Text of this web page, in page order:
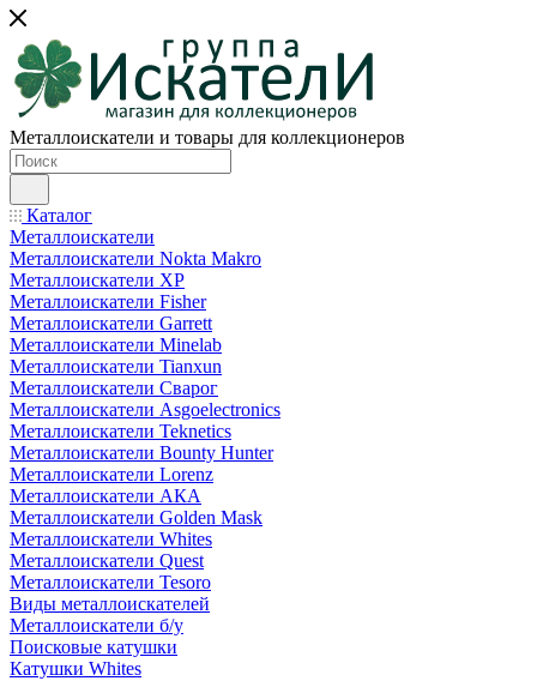
Металлоискатели и товары для коллекционеров
Каталог
Металлоискатели
Металлоискатели Nokta Makro
Металлоискатели XP
Металлоискатели Fisher
Металлоискатели Garrett
Металлоискатели Minelab
Металлоискатели Tianxun
Металлоискатели Сварог
Металлоискатели Asgoelectronics
Металлоискатели Teknetics
Металлоискатели Bounty Hunter
Металлоискатели Lorenz
Металлоискатели АКА
Металлоискатели Golden Mask
Металлоискатели Whites
Металлоискатели Quest
Металлоискатели Tesoro
Виды металлоискателей
Металлоискатели б/у
Поисковые катушки
Катушки Whites